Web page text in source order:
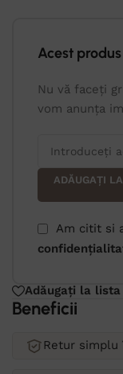
Acest
Nu vă faceți
vom anunța
ADĂUGAȚI
Am citit si
Adăugați la
Beneficii
Retur simplu